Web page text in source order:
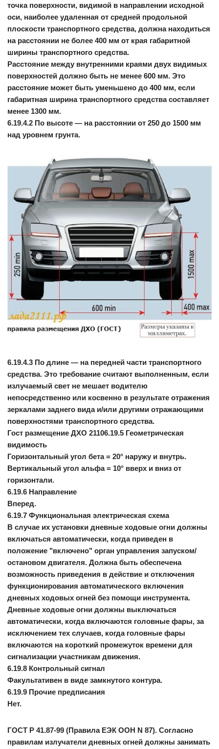
точка поверхности, видимой в направлении исходной
оси, наиболее удаленная от средней продольной
плоскости транспортного средства, должна находиться
на расстоянии не более 400 мм от края габаритной
ширины транспортного средства.
Расстояние между внутренними краями двух видимых
поверхностей должно быть не менее 600 мм. Это
расстояние может быть уменьшено до 400 мм, если
габаритная ширина транспортного средства составляет
менее 1300 мм.
6.19.4.2 По высоте — на расстоянии от 250 до 1500 мм
над уровнем грунта.
6.19.4.3 По длине — на передней части транспортного
средства. Это требование считают выполненным, если
излучаемый свет не мешает водителю
непосредственно или косвенно в результате отражения
зеркалами заднего вида и/или другими отражающими
поверхностями транспортного средства.
Гост размещение ДХО 21106.19.5 Геометрическая
видимость
Горизонтальный угол бета = 20° наружу и внутрь.
Вертикальный угол альфа = 10° вверх и вниз от
горизонтали.
6.19.6 Направление
Вперед.
6.19.7 Функциональная электрическая схема
В случае их установки дневные ходовые огни должны
включаться автоматически, когда приведен в
положение "включено" орган управления запуском/
остановом двигателя. Должна быть обеспечена
возможность приведения в действие и отключения
функционирования автоматического включения
дневных ходовых огней без помощи инструмента.
Дневные ходовые огни должны выключаться
автоматически, когда включаются головные фары, за
исключением тех случаев, когда головные фары
включаются на короткий промежуток времени для
сигнализации участникам движения.
6.19.8 Контрольный сигнал
Факультативен в виде замкнутого контура.
6.19.9 Прочие предписания
Нет.
ГОСТ Р 41.87-99 (Правила ЕЭК ООН N 87). Согласно
правилам излучатели дневных огней должны занимать